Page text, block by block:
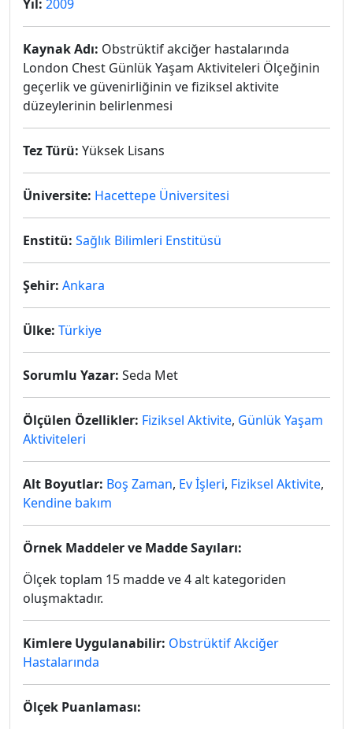
Yıl: 2009
Kaynak Adı: Obstrüktif akciğer hastalarında
London Chest Günlük Yaşam Aktiviteleri Ölçeğinin
geçerlik ve güvenirliğinin ve fiziksel aktivite
düzeylerinin belirlenmesi
Tez Türü: Yüksek Lisans
Üniversite: Hacettepe Üniversitesi
Enstitü: Sağlık Bilimleri Enstitüsü
Şehir: Ankara
Ülke: Türkiye
Sorumlu Yazar: Seda Met
Ölçülen Özellikler: Fiziksel Aktivite, Günlük Yaşam
Aktiviteleri
Alt Boyutlar: Boş Zaman, Ev İşleri, Fiziksel Aktivite,
Kendine bakım
Örnek Maddeler ve Madde Sayıları:
Ölçek toplam 15 madde ve 4 alt kategoriden
oluşmaktadır.
Kimlere Uygulanabilir: Obstrüktif Akciğer
Hastalarında
Ölçek Puanlaması: